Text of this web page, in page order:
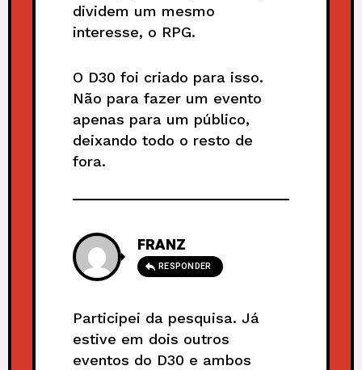
dividem um mesmo
interesse, o RPG.
O D30 foi criado para isso.
Não para fazer um evento
apenas para um público,
deixando todo o resto de
fora.
FRANZ
RESPONDER
Participei da pesquisa. Já
estive em dois outros
eventos do D30 e ambos